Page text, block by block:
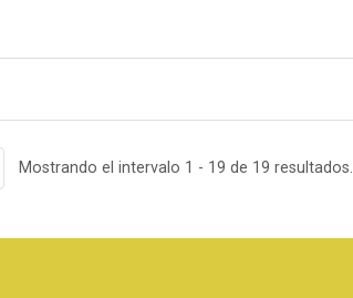
Mostrando el intervalo 1 - 19 de 19 resultados.